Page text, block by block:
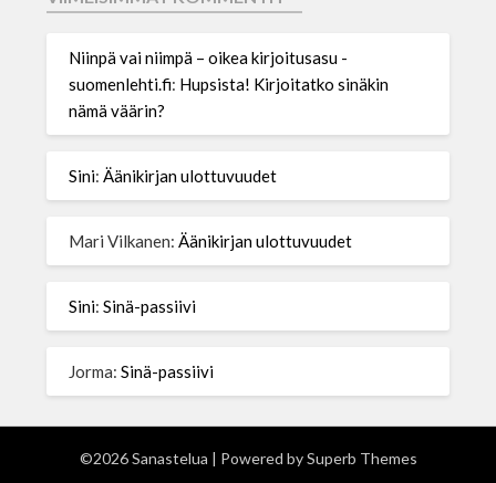
Niinpä vai niimpä – oikea kirjoitusasu -
suomenlehti.fi: Hupsista! Kirjoitatko sinäkin
nämä väärin?
Sini: Äänikirjan ulottuvuudet
Mari Vilkanen: Äänikirjan ulottuvuudet
Sini:Sinä-passiivi
Jorma:Sinä-passiivi
©2026 Sanastelua | Powered bySuperb Themes